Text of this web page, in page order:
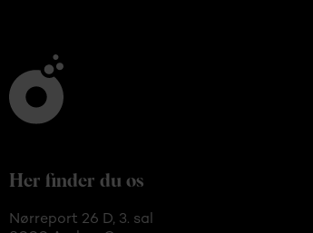
Her finder du os
Nørreport 26 D, 3. sal